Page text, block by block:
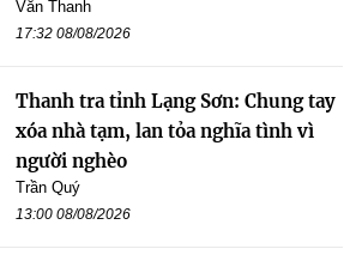
Văn Thanh
17:32 08/08/2026
Thanh tra tỉnh Lạng Sơn: Chung tay
xóa nhà tạm, lan tỏa nghĩa tình vì
người nghèo
Trần Quý
13:00 08/08/2026